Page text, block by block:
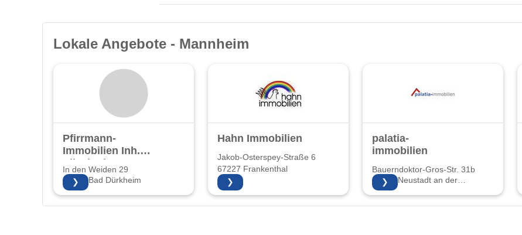
Lokale Angebote - Mannheim
Pfirrmann-
Immobilien Inh.
Elisabeth
Pfirrmann
In den Weiden 29
67098 Bad Dürkheim
❯
Hahn Immobilien
Jakob-Osterspey-Straße 6
67227 Frankenthal
❯
palatia-
immobilien
Bauerndoktor-Gros-Str. 31b
67435 Neustadt an der
Weinstraße
❯